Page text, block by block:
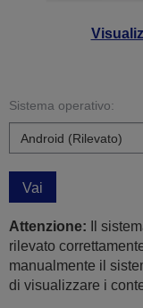
Sistema operativo:
Vai
Attenzione: Il
rilevato
manualmente il
di visualizzare i